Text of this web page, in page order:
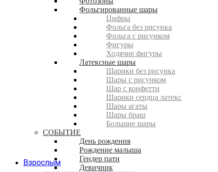
Взрослым
Фольгированные шары
Цифры
Фольга без рисунка
Фольга с рисунком
Фигуры
Ходячие фигуры
Латексные шары
Шарики без рисунка
Шары с рисунком
Шар с конфетти
Шарики сердца латекс
Шары агаты
Шары браш
Большие шары
СОБЫТИЕ
День рождения
Рождение малыша
Гендер пати
Девичник